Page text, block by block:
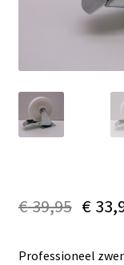
€39,95 €
Professioneel